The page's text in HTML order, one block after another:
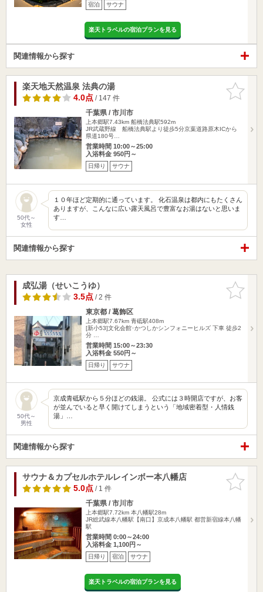
宿泊 サウナ
楽天トラベルの宿泊プランを見る
関連情報から探す
お気に入
りに追加
楽天地天然温泉 法典の湯
4.0点/ 147 件
千葉県 / 市川市
上本郷駅7.43km 船橋法典駅592m
JR武蔵野線 船橋法典駅より徒歩5分京葉道路原木ICから
県道180号…
営業時間 10:00～25:00
入浴料金 950円～
日帰り サウナ
50代～
女性
１０年ほど定期的に通っています。 化石温泉は都内にもたくさん
ありますが、こんなに広い露天風呂で豊富なお湯はないと思いま
す…
関連情報から探す
お気に入
りに追加
成弘湯（せいこうゆ）
3.5点/ 2 件
東京都 / 葛飾区
上本郷駅7.67km 青砥駅408m
[新小53]文化会館･かつしかシンフォニーヒルズ 下車 徒歩2
分 …
営業時間 15:00～23:30
入浴料金 550円～
日帰り サウナ
50代～
男性
京成青砥駅から５分ほどの銭湯。 公式には３時開店ですが、お客
が並んでいると早く開けてしまうという「地域密着型・人情銭
湯」…
関連情報から探す
お気に入
りに追加
サウナ＆カプセルホテルレインボー本八幡店
5.0点/ 1 件
千葉県 / 市川市
上本郷駅7.72km 本八幡駅28m
JR総武線本八幡駅【南口】京成本八幡駅 都営新宿線本八幡
駅
営業時間 0:00～24:00
入浴料金 1,100円～
日帰り 宿泊 サウナ
楽天トラベルの宿泊プランを見る